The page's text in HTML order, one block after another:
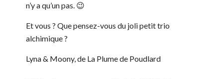
n’y a qu’un pas. 😉
Et vous ? Que pensez-vous du joli petit trio
alchimique ?
Lyna & Moony, de La Plume de Poudlard